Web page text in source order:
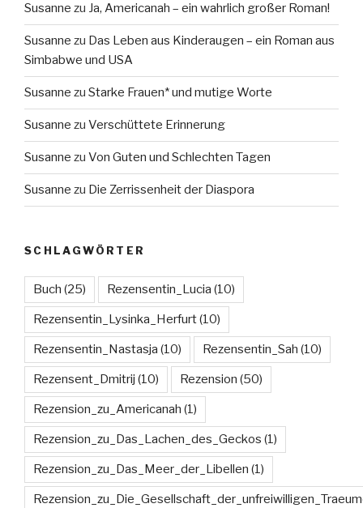
Susanne zu Ja, Americanah – ein wahrlich großer Roman!
Susanne zu Das Leben aus Kinderaugen – ein Roman aus
Simbabwe und USA
Susanne zu Starke Frauen* und mutige Worte
Susanne zu Verschüttete Erinnerung
Susanne zu Von Guten und Schlechten Tagen
Susanne zu Die Zerrissenheit der Diaspora
SCHLAGWÖRTER
Buch (25) Rezensentin_Lucia (10)
Rezensentin_Lysinka_Herfurt(10)
Rezensentin_Nastasja (10) Rezensentin_Sah (10)
Rezensent_Dmitrij (10) Rezension (50)
Rezension_zu_Americanah (1)
Rezension_zu_Das_Lachen_des_Geckos (1)
Rezension_zu_Das_Meer_der_Libellen (1)